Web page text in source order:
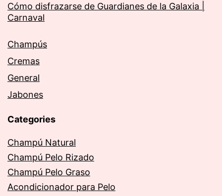
Cómo disfrazarse de Guardianes de la Galaxia |
Carnaval
Champús
Cremas
General
Jabones
Categories
Champú Natural
Champú Pelo Rizado
Champú Pelo Graso
Acondicionador para Pelo